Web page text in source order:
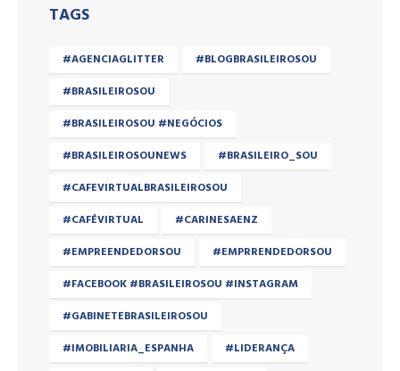
TAGS
#AGENCIAGLITTER
#BLOGBRASILEIROSOU
#BRASILEIROSOU
#BRASILEIROSOU #NEGÓCIOS
#BRASILEIROSOUNEWS
#BRASILEIRO_SOU
#CAFEVIRTUALBRASILEIROSOU
#CAFÉVIRTUAL
#CARINESAENZ
#EMPREENDEDORSOU
#EMPRRENDEDORSOU
#FACEBOOK #BRASILEIROSOU #INSTAGRAM
#GABINETEBRASILEIROSOU
#IMOBILIARIA_ESPANHA
#LIDERANÇA